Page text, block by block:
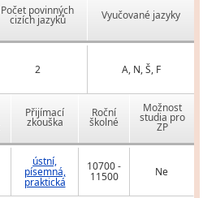
Počet povinných
cizích jazyků Vyučované jazyky
2 A, N, Š, F
Přijímací
zkouška
Roční
školné
Možnost
studia pro
ZP
ústní,
písemná,
praktická
10700 -
11500 Ne